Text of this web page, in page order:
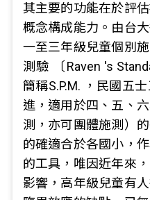
其主要的功能在於評
概念構成能力。由台
一至三年級兒童個別
測驗 〔Raven 's
簡稱S.P.M. ，民國五
進，適用於四、五、
測，亦可團體施測）
的確適合於各國小，
的工具，唯因近年來
影響，高年級兒童有